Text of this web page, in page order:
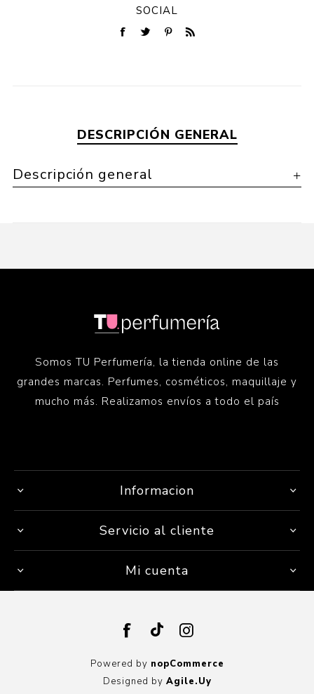
SOCIAL
DESCRIPCIÓN GENERAL
Descripción general
Somos TU Perfumería, la tienda online de las
grandes marcas. Perfumes, cosméticos, maquillaje y
mucho más. Realizamos envíos a todo el país
Informacion
Servicio al cliente
Mi cuenta
Powered by nopCommerce
Designed by Agile.Uy